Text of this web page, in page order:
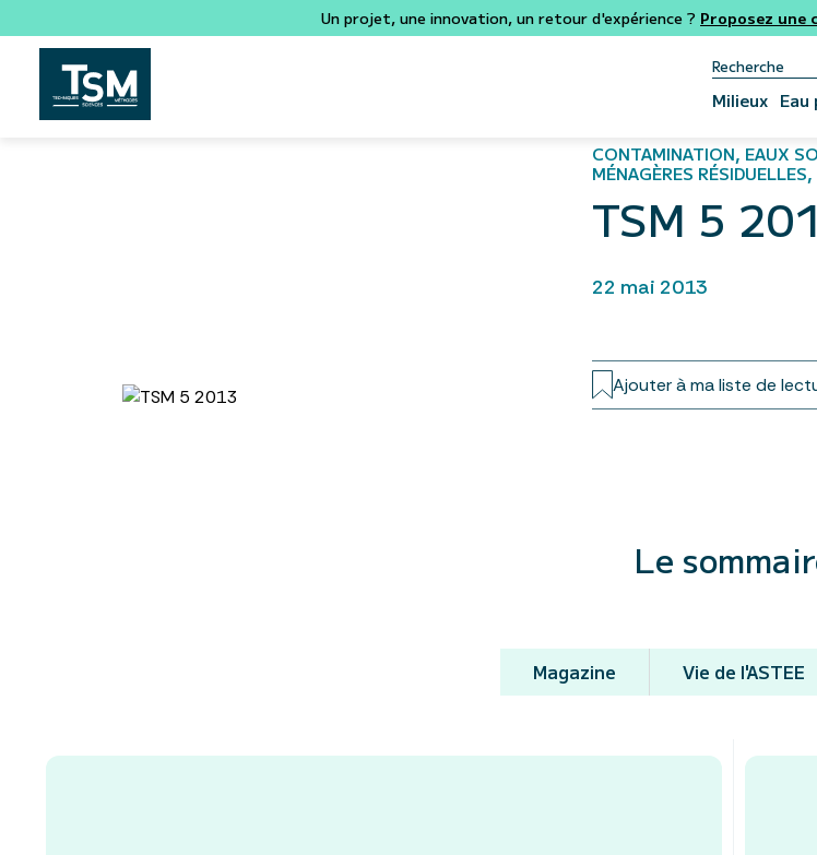
Un projet, une innovation, un retour d'expérience ? Proposez une
Milieux Eau
CONTAMINATION, EAUX
MÉNAGÈRES
TSM 5
22 mai 2013
Ajouter à ma liste de
Le
Magazine Vie de l'ASTEE